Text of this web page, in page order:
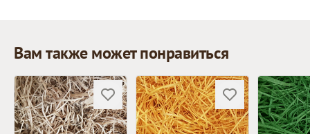
Вам также может понравиться